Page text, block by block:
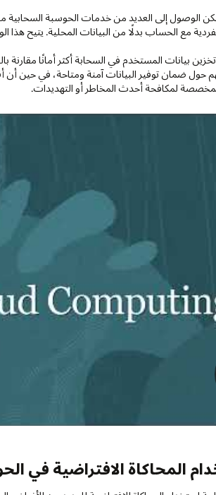
الوصول إلى العديد من خدمات الحوسبة
مع الحساب بدلًا من البيانات المحلية. يتيح
بيانات المستخدم في السحابة أكثر أمانًا مقارنة
حول ضمان توفير البيانات آمنة ومتاحة، في حين
لمكافحة أحدث المخاطر أو التهديدات.
المحاكاة الافتراضية في